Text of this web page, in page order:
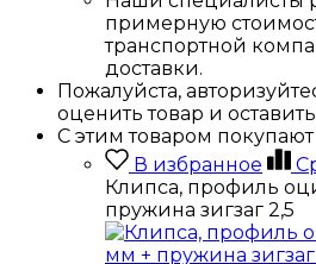
примерную
транспортной
доставки.
Пожалуйста,
оценить товар и
С этим товаром покупают
В избранное
Клипса, профиль
пружина зигзаг 2,5